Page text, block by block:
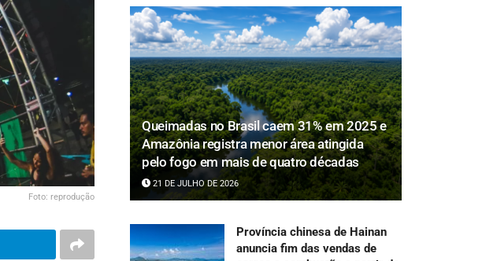
Foto: reprodução
Queimadas no Brasil caem 31% em 2025 e
Amazônia registra menor área atingida
pelo fogo em mais de quatro décadas
21 DE JULHO DE 2026
Província chinesa de Hainan
anuncia fim das vendas de